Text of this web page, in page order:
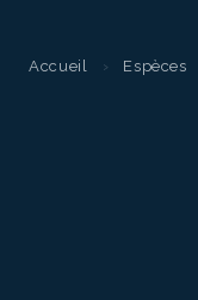
Accueil › Espèces